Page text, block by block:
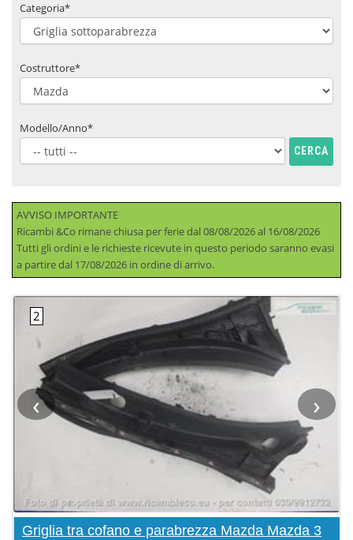
Categoria*
Costruttore*
Modello/Anno*
CERCA
AVVISO IMPORTANTE
Ricambi &Co rimane chiusa per ferie dal 08/08/2026 al 16/08/2026
Tutti gli ordini e le richieste ricevute in questo periodo saranno evasi
a partire dal 17/08/2026 in ordine di arrivo.
‹ ›
Griglia tra cofano e parabrezza Mazda Mazda 3